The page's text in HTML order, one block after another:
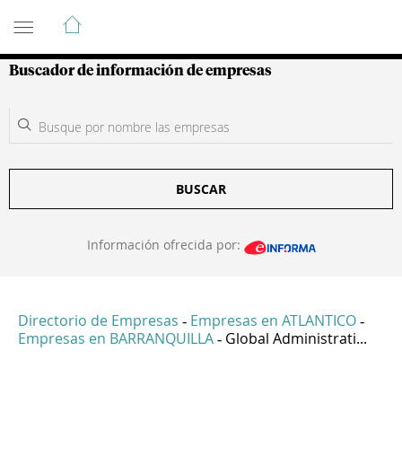
Guía de Empresas Colombianas
Buscador de información de empresas
BUSCAR
Información ofrecida por:
Directorio de Empresas - Empresas en ATLANTICO -
Empresas en BARRANQUILLA - Global Administrati...